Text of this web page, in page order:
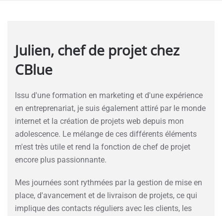
Julien, chef de projet chez
CBlue
Issu d'une formation en marketing et d'une expérience
en entreprenariat, je suis également attiré par le monde
internet et la création de projets web depuis mon
adolescence. Le mélange de ces différents éléments
m'est très utile et rend la fonction de chef de projet
encore plus passionnante.
Mes journées sont rythmées par la gestion de mise en
place, d'avancement et de livraison de projets, ce qui
implique des contacts réguliers avec les clients, les